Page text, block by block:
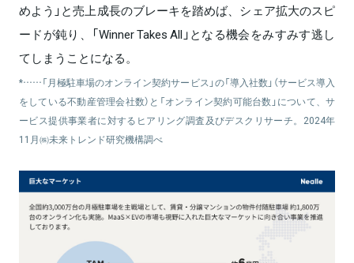
めよう」と売上成長のブレーキを踏めば、シェア拡大のスピ
ードが鈍り、「Winner Takes All」となる機会をみすみす逃し
てしまうことになる。
*……「月極駐車場のオンライン契約サービス」の「導入社数」（サービス導入
をしている不動産管理会社数）と「オンライン契約可能台数」について、サ
ービス提供事業者に対するヒアリング調査及びデスクリサーチ。2024年
11月㈱未来トレンド研究機構調べ